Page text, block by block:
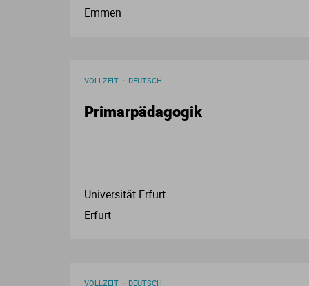
Emmen
VOLLZEIT DEUTSCH
Primarpädagogik
Universität Erfurt
Erfurt
VOLLZEIT DEUTSCH